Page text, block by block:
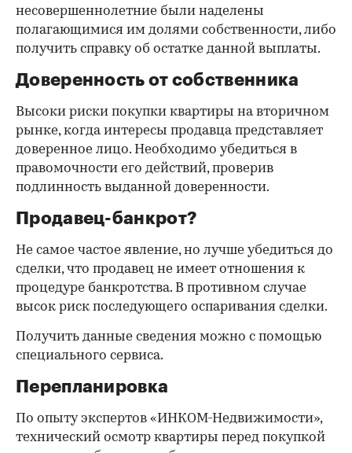
несовершеннолетние были наделены
полагающимися им долями собственности, либо
получить справку об остатке данной выплаты.
Доверенность от собственника
Высоки риски покупки квартиры на вторичном
рынке, когда интересы продавца представляет
доверенное лицо. Необходимо убедиться в
правомочности его действий, проверив
подлинность выданной доверенности.
Продавец-банкрот?
Не самое частое явление, но лучше убедиться до
сделки, что продавец не имеет отношения к
процедуре банкротства. В противном случае
высок риск последующего оспаривания сделки.
Получить данные сведения можно с помощью
специального сервиса.
Перепланировка
По опыту экспертов «ИНКОМ-Недвижимости»,
технический осмотр квартиры перед покупкой